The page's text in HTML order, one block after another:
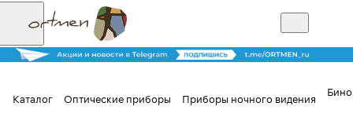
Каталог Оптические приборы Приборы ночного видения